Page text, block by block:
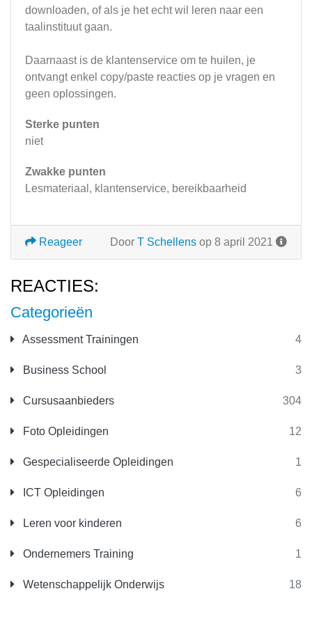
Categorieën
Assessment Trainingen 4
Business School 3
Cursusaanbieders 304
Foto Opleidingen 12
Gespecialiseerde Opleidingen 1
ICT Opleidingen 6
Leren voor kinderen 6
Ondernemers Training 1
Wetenschappelijk Onderwijs 18
downloaden, of als je het echt wil leren naar een
taalinstituut gaan.
Daarnaast is de klantenservice om te huilen, je
ontvangt enkel copy/paste reacties op je vragen en
geen oplossingen.
Sterke punten
niet
Zwakke punten
Lesmateriaal, klantenservice, bereikbaarheid
Door T Schellens op 8 april 2021
Reageer
REACTIES: